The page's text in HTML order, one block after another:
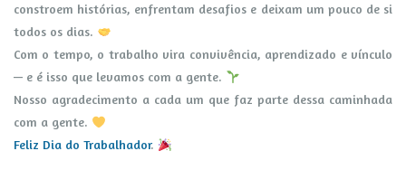
constroem histórias, enfrentam desafios e deixam um pouco de si
todos os dias.
Com o tempo, o trabalho vira convivência, aprendizado e vínculo
— e é isso que levamos com a gente.
Nosso agradecimento a cada um que faz parte dessa caminhada
com a gente.
Feliz Dia do Trabalhador.